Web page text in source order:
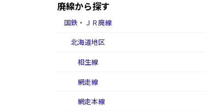
廃線から探す
国鉄・ＪＲ廃線
北海道地区
相生線
網走線
網走本線